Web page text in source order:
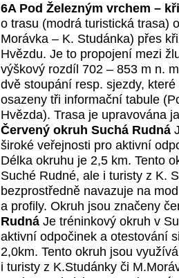
6A Pod Železným vrchem –
o trasu (modrá turistická trasa)
Morávka – K. Studánka) přes
Hvězdu. Je to propojení mezi
výškový rozdíl 702 – 853 m n.
dvě stoupání resp. sjezdy,
osazeny tři informační tabule
Hvězda). Trasa je upravována
Červený okruh Suchá Rudná
široké veřejnosti pro aktivní
Délka okruhu je 2,5 km. Tento
Suché Rudné, ale i turisty z K.
bezprostředně navazuje na
a profily. Okruh jsou značeny
Rudná Je tréninkový okruh v
aktivní odpočinek a otestování
2,0km. Tento okruh jsou
i turisty z K.Studánky či